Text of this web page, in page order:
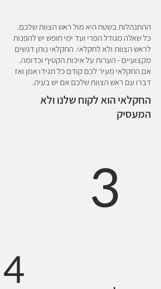
ההתנהלות בשטח היא מול ראש הצוות שלכם.
כל שאלה מגודל הפרי ועד ימי חופש יש להפנות
לראש הצוות ולא לחקלאי. החקלאי נותן דגשים
מקצועיים - הערות על איכות הקטיף וכדומה.
אם החקלאי מעיר לכם קודם כל תגידו אמן ואז
דברו עם ראש הצוות שלכם אם יש בעיה.
החקלאי הוא לקוח שלנו ולא
המעסיק
3
4